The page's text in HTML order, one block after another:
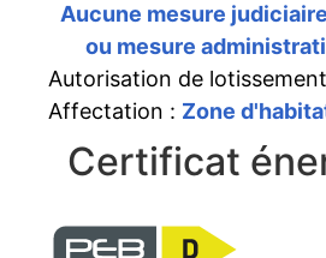
Aucune mesure
ou mesure
Autorisation de
Affectation : Zone
Certificat